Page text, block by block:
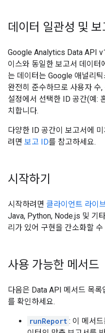
데이터 일관성 및
Google Analytics Data API
이스와 동일한 보고서 데이터
는 데이터는 Google 애널리
완전히 준수하므로 사용자 수
설정에서 선택한 ID 공간(예:
치합니다.
다양한 ID 공간이 보고서에
려면 보고 ID를 참고하세요.
시작하기
시작하려면 클라이언트 라이
Java, Python, Node.js 및 기
리가 있어 구현을 간소화할 수
사용 가능한 메서드
다음은 Data API 메서드 목록
를 확인하세요.
runReport : 이 메서